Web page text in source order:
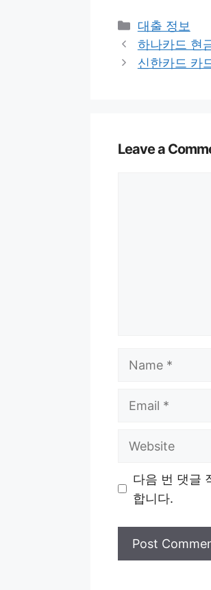
Categories
대출 정보
하나카드 현
신한카드 카
Leave a
Website
다음 번 댓글
합니다.